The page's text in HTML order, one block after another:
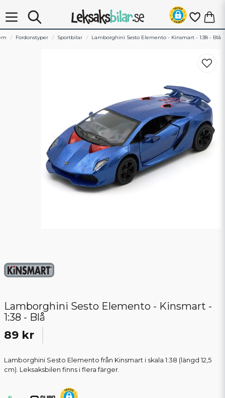
Fordonstyper Sportbilar Lamborghini Sesto Elemento - Kinsmart - 1:38 - Blå
Lamborghini Sesto Elemento - Kinsmart -
1:38 - Blå
89 kr
Lamborghini Sesto Elemento från Kinsmart i skala 1:38 (längd 12,5
cm). Leksaksbilen finns i flera färger.